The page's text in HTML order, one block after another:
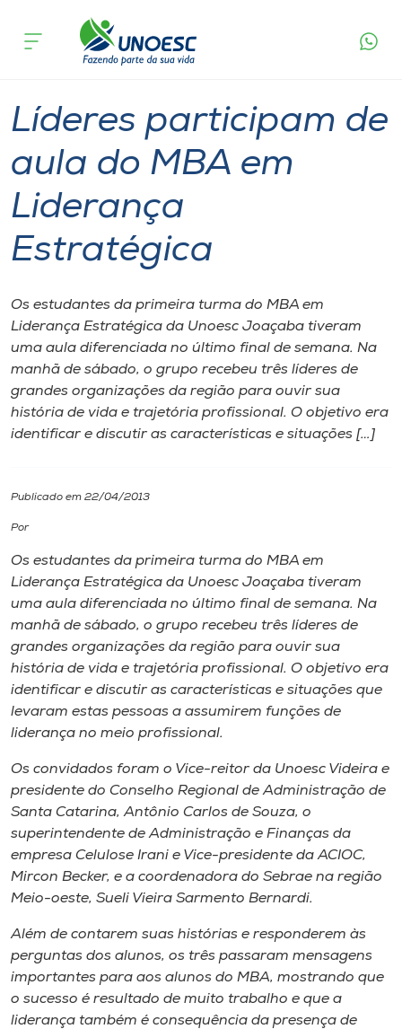
Cursos
Pesquisa
Atendimento ao Estudante
Portal de Ensino
A
Unoesc
Internacionalização
I.nova
Diplomados
CPA
Biblioteca
Editora
Rádio
Museu
Unoesc
Store
Selecione
o idioma
acontece
Líderes participam de
aula do MBA em
Liderança
Estratégica
Os estudantes da primeira turma do MBA em
Liderança Estratégica da Unoesc Joaçaba tiveram
uma aula diferenciada no último final de semana. Na
manhã de sábado, o grupo recebeu três líderes de
grandes organizações da região para ouvir sua
história de vida e trajetória profissional. O objetivo era
identificar e discutir as características e situações […]
Publicado em 22/04/2013
Por
Os estudantes da primeira turma do MBA em
Liderança Estratégica da Unoesc Joaçaba tiveram
uma aula diferenciada no último final de semana. Na
manhã de sábado, o grupo recebeu três líderes de
grandes organizações da região para ouvir sua
história de vida e trajetória profissional. O objetivo era
identificar e discutir as características e situações que
levaram estas pessoas a assumirem funções de
liderança no meio profissional.
Os convidados foram o Vice-reitor da Unoesc Videira e
presidente do Conselho Regional de Administração de
Santa Catarina, Antônio Carlos de Souza, o
superintendente de Administração e Finanças da
empresa Celulose Irani e Vice-presidente da ACIOC,
Mircon Becker, e a coordenadora do Sebrae na região
Meio-oeste, Sueli Vieira Sarmento Bernardi.
Além de contarem suas histórias e responderem às
perguntas dos alunos, os três passaram mensagens
importantes para aos alunos do MBA, mostrando que
o sucesso é resultado de muito trabalho e que a
liderança também é consequência da presença de